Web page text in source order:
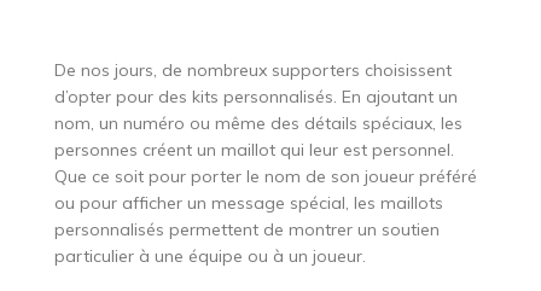
De nos jours, de nombreux supporters choisissent
d’opter pour des kits personnalisés. En ajoutant un
nom, un numéro ou même des détails spéciaux, les
personnes créent un maillot qui leur est personnel.
Que ce soit pour porter le nom de son joueur préféré
ou pour afficher un message spécial, les maillots
personnalisés permettent de montrer un soutien
particulier à une équipe ou à un joueur.